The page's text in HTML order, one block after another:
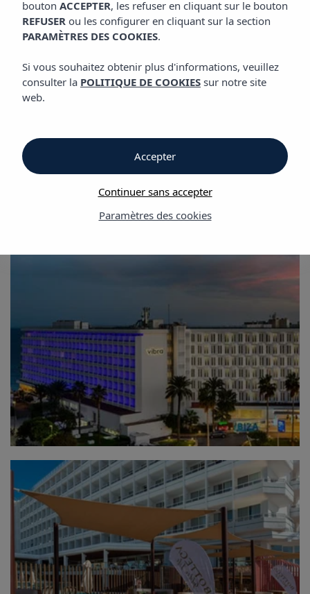
Galerie
Galerie
bouton ACCEPTER, les refuser en cliquant sur le bouton
REFUSER ou les configurer en cliquant sur la section
PARAMÈTRES DES COOKIES.
Si vous souhaitez obtenir plus d'informations, veuillez
consulter la POLITIQUE DE COOKIES sur notre site
web.
Paramètres des cookies
Continuer sans accepter
Accepter